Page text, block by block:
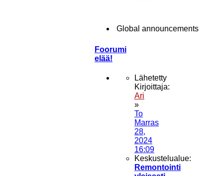
Global announcements
Viesti
Foorumi
elää!
Lähetetty
Kirjoittaja:
Ari
»
To
Marras
28,
2024
16:09
Keskustelualue:
Remontointi